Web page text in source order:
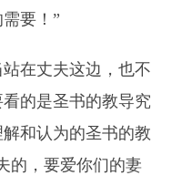
要！”
在丈夫这边，也不
的是圣书的教导究
和认为的圣书的教
的，要爱你们的妻